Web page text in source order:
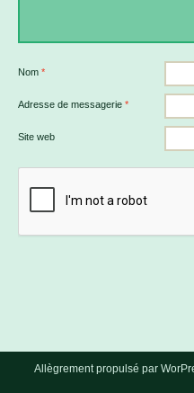
Nom *
Adresse de messagerie *
Site web
Allègrement propulsé par